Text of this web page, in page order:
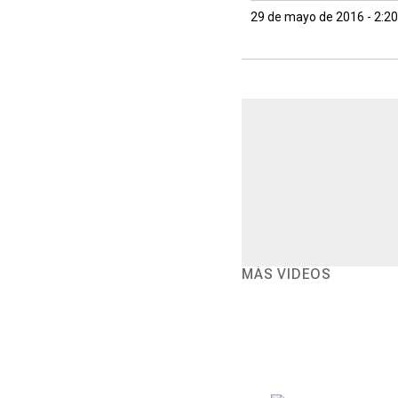
29 de mayo de 2016 -
MÁS VIDEOS